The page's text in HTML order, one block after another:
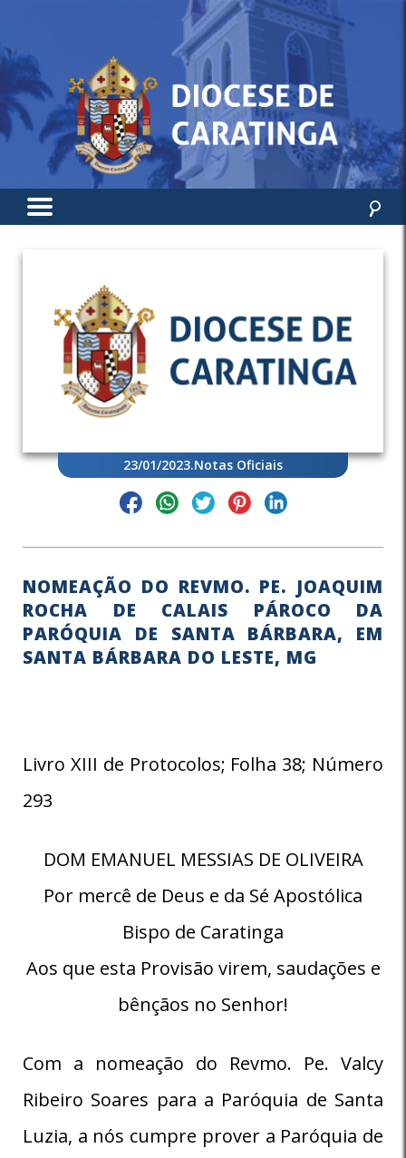
23/01/2023.Notas Oficiais
NOMEAÇÃO DO REVMO. PE. JOAQUIM
ROCHA DE CALAIS PÁROCO DA
PARÓQUIA DE SANTA BÁRBARA, EM
SANTA BÁRBARA DO LESTE, MG
Livro XIII de Protocolos; Folha 38; Número
293
DOM EMANUEL MESSIAS DE OLIVEIRA
Por mercê de Deus e da Sé Apostólica
Bispo de Caratinga
Aos que esta Provisão virem, saudações e
bênçãos no Senhor!
Com a nomeação do Revmo. Pe. Valcy
Ribeiro Soares para a Paróquia de Santa
Luzia, a nós cumpre prover a Paróquia de